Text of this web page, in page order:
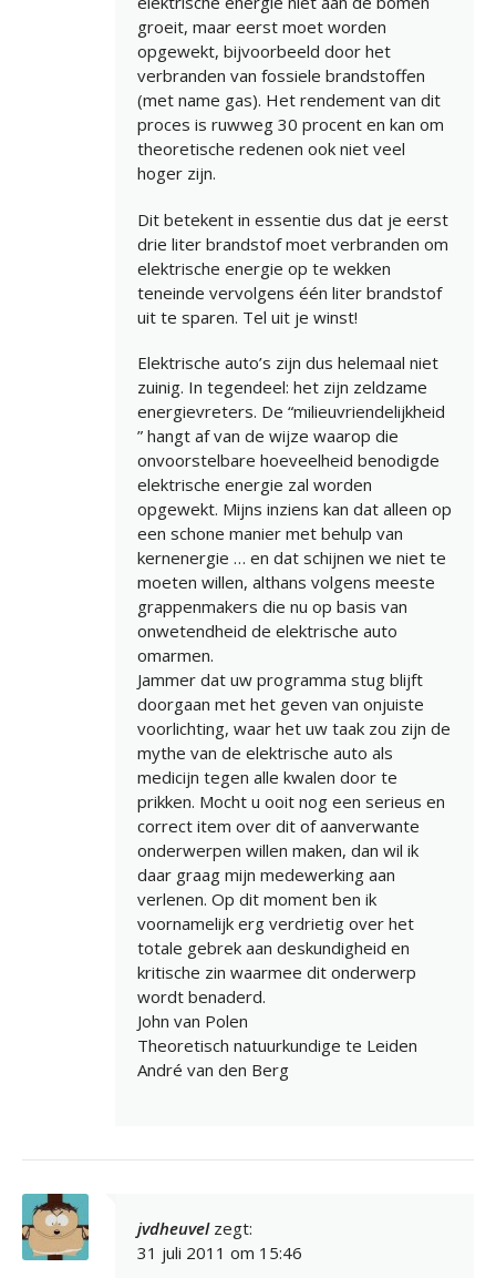
groeit, maar eerst moet worden
opgewekt, bijvoorbeeld door het
verbranden van fossiele brandstoffen
(met name gas). Het rendement van dit
proces is ruwweg 30 procent en kan om
theoretische redenen ook niet veel
hoger zijn.
Dit betekent in essentie dus dat je eerst
drie liter brandstof moet verbranden om
elektrische energie op te wekken
teneinde vervolgens één liter brandstof
uit te sparen. Tel uit je winst!
Elektrische auto’s zijn dus helemaal niet
zuinig. In tegendeel: het zijn zeldzame
energievreters. De “milieuvriendelijkheid
” hangt af van de wijze waarop die
onvoorstelbare hoeveelheid benodigde
elektrische energie zal worden
opgewekt. Mijns inziens kan dat alleen op
een schone manier met behulp van
kernenergie … en dat schijnen we niet te
moeten willen, althans volgens meeste
grappenmakers die nu op basis van
onwetendheid de elektrische auto
omarmen.
Jammer dat uw programma stug blijft
doorgaan met het geven van onjuiste
voorlichting, waar het uw taak zou zijn de
mythe van de elektrische auto als
medicijn tegen alle kwalen door te
prikken. Mocht u ooit nog een serieus en
correct item over dit of aanverwante
onderwerpen willen maken, dan wil ik
daar graag mijn medewerking aan
verlenen. Op dit moment ben ik
voornamelijk erg verdrietig over het
totale gebrek aan deskundigheid en
kritische zin waarmee dit onderwerp
wordt benaderd.
John van Polen
Theoretisch natuurkundige te Leiden
André van den Berg
jvdheuvel zegt:
31 juli 2011 om 15:46